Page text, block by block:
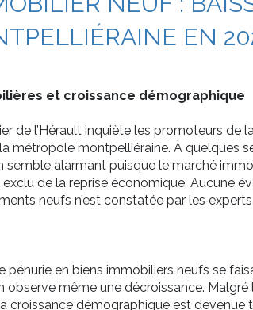
EN
et croissance démographique
de l’Hérault inquiète les promoteurs de
métropole montpelliéraine. À quelques
semble alarmant puisque le marché
exclu de la reprise économique. Aucune
neufs n’est constatée par les
pénurie en biens immobiliers neufs se
observe même une décroissance. Malgré
croissance démographique est devenue